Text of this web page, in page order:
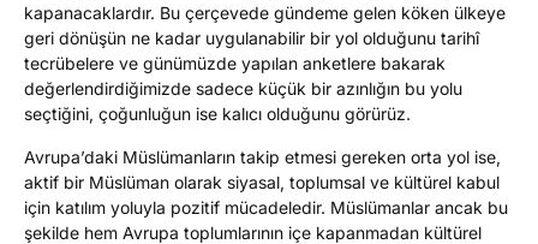
kapanacaklardır. Bu çerçevede gündeme gelen köken ülkeye
geri dönüşün ne kadar uygulanabilir bir yol olduğunu tarihî
tecrübelere ve günümüzde yapılan anketlere bakarak
değerlendirdiğimizde sadece küçük bir azınlığın bu yolu
seçtiğini, çoğunluğun ise kalıcı olduğunu görürüz.
Avrupa’daki Müslümanların takip etmesi gereken orta yol ise,
aktif bir Müslüman olarak siyasal, toplumsal ve kültürel kabul
için katılım yoluyla pozitif mücadeledir. Müslümanlar ancak bu
şekilde hem Avrupa toplumlarının içe kapanmadan kültürel